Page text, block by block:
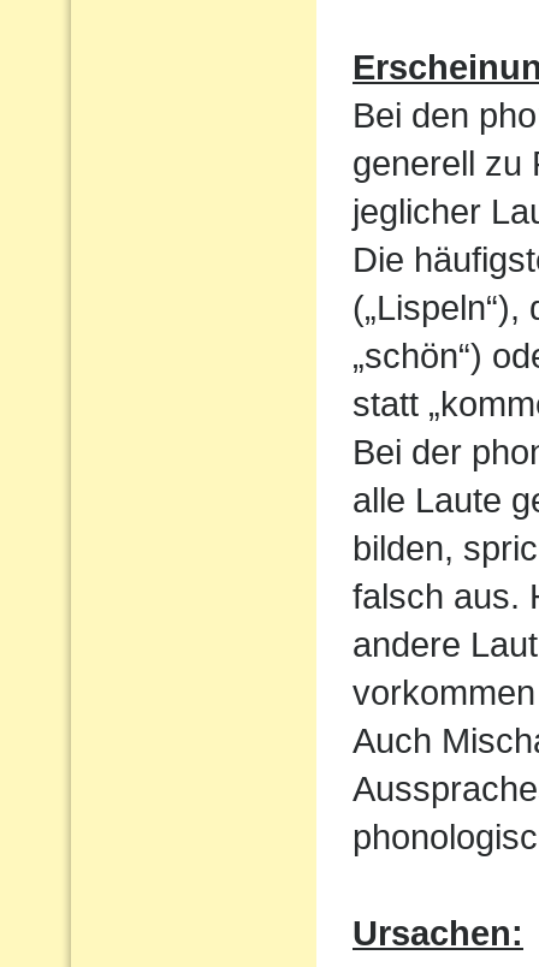
Bei den
generell zu
jeglicher
Die
„schön“)
statt
Bei der
alle Laute
bilden,
falsch aus.
andere
Auch
Ursachen: